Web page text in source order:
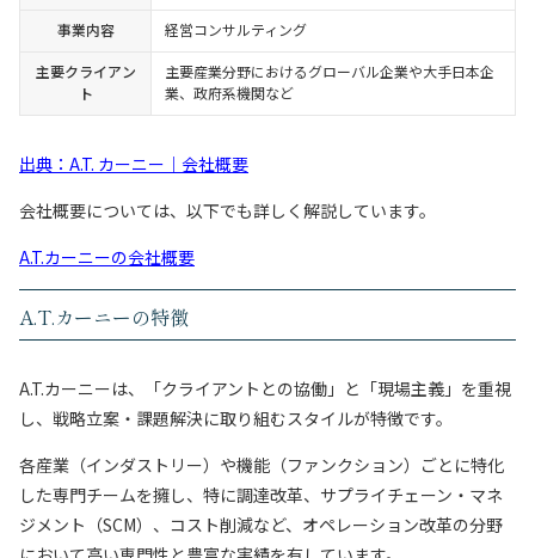
事業内容 経営コンサルティング
主要クライアン
ト
主要産業分野におけるグローバル企業や大手日本企
業、政府系機関など
出典：A.T. カーニー｜会社概要
会社概要については、以下でも詳しく解説しています。
A.T.カーニーの会社概要
A.T.カーニーの特徴
A.T.カーニーは、「クライアントとの協働」と「現場主義」を重視
し、戦略立案・課題解決に取り組むスタイルが特徴です。
各産業（インダストリー）や機能（ファンクション）ごとに特化
した専門チームを擁し、特に調達改革、サプライチェーン・マネ
ジメント（SCM）、コスト削減など、オペレーション改革の分野